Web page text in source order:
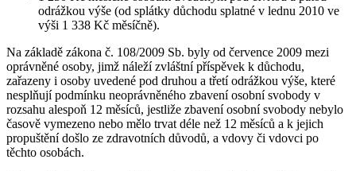
odrážkou výše (od splátky důchodu splatné v lednu 2010 ve
výši 1 338 Kč měsíčně).
Na základě zákona č. 108/2009 Sb. byly od července 2009 mezi
oprávněné osoby, jimž náleží zvláštní příspěvek k důchodu,
zařazeny i osoby uvedené pod druhou a třetí odrážkou výše, které
nesplňují podmínku neoprávněného zbavení osobní svobody v
rozsahu alespoň 12 měsíců, jestliže zbavení osobní svobody nebylo
časově vymezeno nebo mělo trvat déle než 12 měsíců a k jejich
propuštění došlo ze zdravotních důvodů, a vdovy či vdovci po
těchto osobách.